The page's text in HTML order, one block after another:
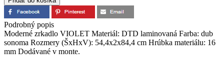
Podrobný popis
Moderné zrkadlo VIOLET Materiál: DTD laminovaná Farba: dub
sonoma Rozmery (ŠxHxV): 54,4x2x84,4 cm Hrúbka materiálu: 16
mm Dodávané v monte.